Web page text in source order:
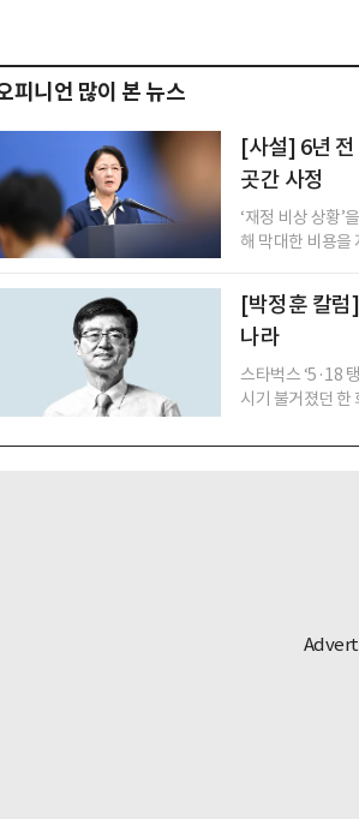
피니언 많이 본 뉴스
[사설] 6년
곳간 사정
‘재정 비상 상황’
해 막대한 비용을
[박정훈 칼럼
나라
스타벅스 ‘5·18
시기 불거졌던 한